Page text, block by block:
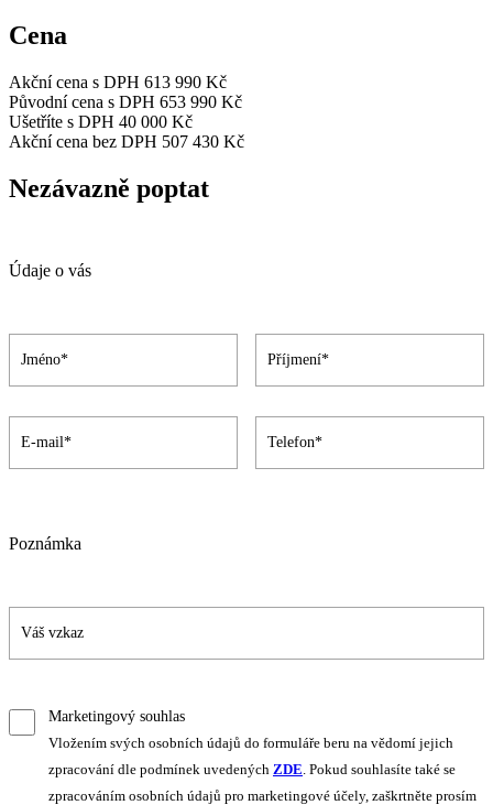
Cena
Akční cena s DPH 613 990 Kč
Původní cena s DPH 653 990 Kč
Ušetříte s DPH 40 000 Kč
Akční cena bez DPH 507 430 Kč
Nezávazně poptat
Údaje o vás
Poznámka
Marketingový souhlas
Vložením svých osobních údajů do formuláře beru na vědomí jejich
zpracování dle podmínek uvedených ZDE . Pokud souhlasíte také se
zpracováním osobních údajů pro marketingové účely, zaškrtněte prosím